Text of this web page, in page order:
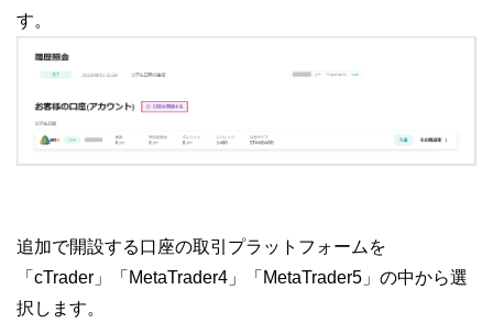
す。
追加で開設する口座の取引プラットフォームを
「cTrader」「MetaTrader4」「MetaTrader5」の中から選
択します。